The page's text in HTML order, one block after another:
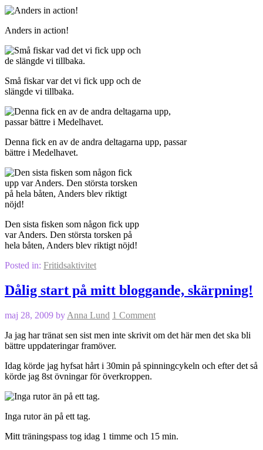
Anders in action!
Små fiskar var det vi fick upp och de
slängde vi tillbaka.
Denna fick en av de andra deltagarna upp, passar
bättre i Medelhavet.
Den sista fisken som någon fick upp
var Anders. Den största torsken på
hela båten, Anders blev riktigt nöjd!
Posted in: Fritidsaktivitet
Dålig start på mitt bloggande, skärpning!
maj 28, 2009 by Anna Lund 1 Comment
Ja jag har tränat sen sist men inte skrivit om det här men det ska bli
bättre uppdateringar framöver.
Idag körde jag hyfsat hårt i 30min på spinningcykeln och efter det så
körde jag 8st övningar för överkroppen.
Inga rutor än på ett tag.
Mitt träningspass tog idag 1 timme och 15 min.